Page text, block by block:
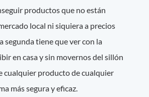
productos que no están
local ni siquiera a precios
segunda tiene que ver con la
en casa y sin movernos del sillón
cualquier producto de cualquier
más segura y eficaz.